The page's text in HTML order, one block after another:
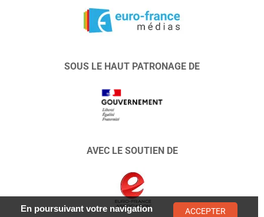
SOUS LE HAUT PATRONAGE DE
AVEC LE SOUTIEN DE
En poursuivant votre navigation
ACCEPTER